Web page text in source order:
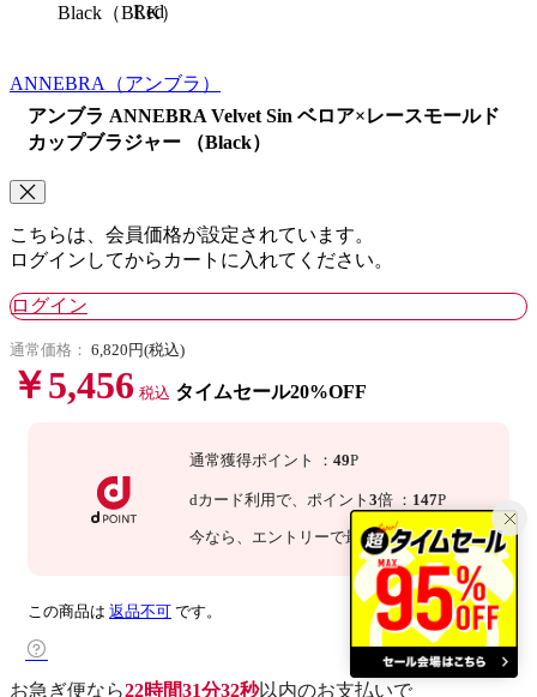
Black（BLK）
Red
ANNEBRA （アンブラ）
アンブラ ANNEBRA Velvet Sin ベロア×レースモールド
カップブラジャー （Black）
こちらは、会員価格が設定されています。
ログインしてからカートに入れてください。
ログイン
通常価格： 6,820円(税込)
￥5,456 税込 タイムセール20%OFF
通常獲得ポイント ： 49P
dカード利用で、 ポイント 3倍 ： 147P
今なら 、エントリーで最大 倍！詳細
この商品は 返品不可 です。
お急ぎ便なら22時間31分31秒以内のお支払いで